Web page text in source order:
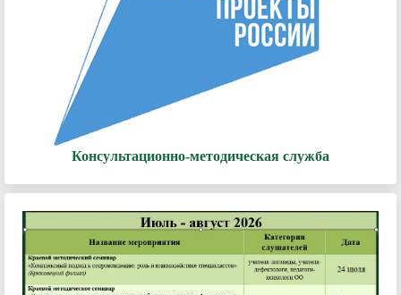
Консультационно-методическая служба